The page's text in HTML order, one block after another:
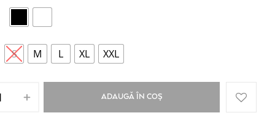
S M L XL XXL
ADAUGĂ ÎN COȘ